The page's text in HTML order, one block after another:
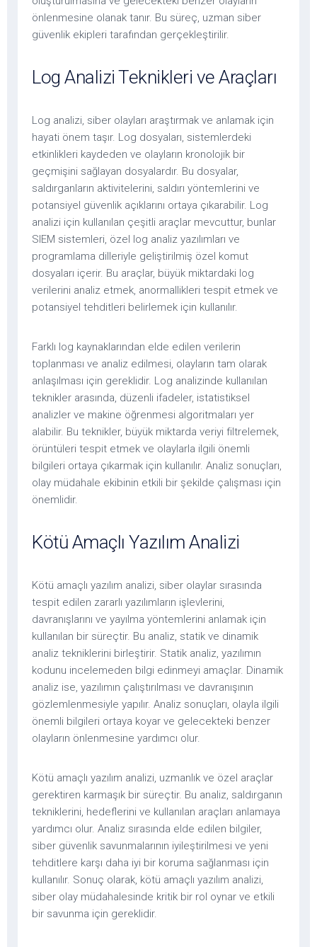
önlenmesine olanak tanır. Bu süreç, uzman siber
güvenlik ekipleri tarafından gerçekleştirilir.
Log Analizi Teknikleri ve Araçları
Log analizi, siber olayları araştırmak ve anlamak için
hayati önem taşır. Log dosyaları, sistemlerdeki
etkinlikleri kaydeden ve olayların kronolojik bir
geçmişini sağlayan dosyalardır. Bu dosyalar,
saldırganların aktivitelerini, saldırı yöntemlerini ve
potansiyel güvenlik açıklarını ortaya çıkarabilir. Log
analizi için kullanılan çeşitli araçlar mevcuttur, bunlar
SIEM sistemleri, özel log analiz yazılımları ve
programlama dilleriyle geliştirilmiş özel komut
dosyaları içerir. Bu araçlar, büyük miktardaki log
verilerini analiz etmek, anormallikleri tespit etmek ve
potansiyel tehditleri belirlemek için kullanılır.
Farklı log kaynaklarından elde edilen verilerin
toplanması ve analiz edilmesi, olayların tam olarak
anlaşılması için gereklidir. Log analizinde kullanılan
teknikler arasında, düzenli ifadeler, istatistiksel
analizler ve makine öğrenmesi algoritmaları yer
alabilir. Bu teknikler, büyük miktarda veriyi filtrelemek,
örüntüleri tespit etmek ve olaylarla ilgili önemli
bilgileri ortaya çıkarmak için kullanılır. Analiz sonuçları,
olay müdahale ekibinin etkili bir şekilde çalışması için
önemlidir.
Kötü Amaçlı Yazılım Analizi
Kötü amaçlı yazılım analizi, siber olaylar sırasında
tespit edilen zararlı yazılımların işlevlerini,
davranışlarını ve yayılma yöntemlerini anlamak için
kullanılan bir süreçtir. Bu analiz, statik ve dinamik
analiz tekniklerini birleştirir. Statik analiz, yazılımın
kodunu incelemeden bilgi edinmeyi amaçlar. Dinamik
analiz ise, yazılımın çalıştırılması ve davranışının
gözlemlenmesiyle yapılır. Analiz sonuçları, olayla ilgili
önemli bilgileri ortaya koyar ve gelecekteki benzer
olayların önlenmesine yardımcı olur.
Kötü amaçlı yazılım analizi, uzmanlık ve özel araçlar
gerektiren karmaşık bir süreçtir. Bu analiz, saldırganın
tekniklerini, hedeflerini ve kullanılan araçları anlamaya
yardımcı olur. Analiz sırasında elde edilen bilgiler,
siber güvenlik savunmalarının iyileştirilmesi ve yeni
tehditlere karşı daha iyi bir koruma sağlanması için
kullanılır. Sonuç olarak, kötü amaçlı yazılım analizi,
siber olay müdahalesinde kritik bir rol oynar ve etkili
bir savunma için gereklidir.